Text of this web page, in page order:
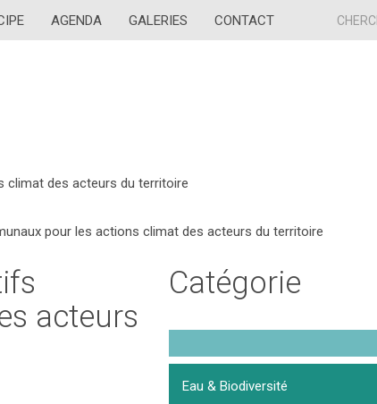
AGENDA GALERIES CONTACT
climat des acteurs du territoire
pour les actions climat des acteurs du territoire
acteurs
Catégorie
Eau & Biodiversité